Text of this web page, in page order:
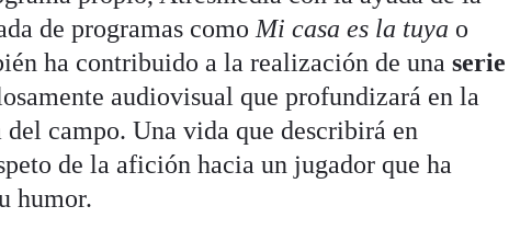
de programas como Mi casa es la tuya o
ha contribuido a la realización de una serie
audiovisual que profundizará en la
campo. Una vida que describirá en
de la afición hacia un jugador que ha
humor.